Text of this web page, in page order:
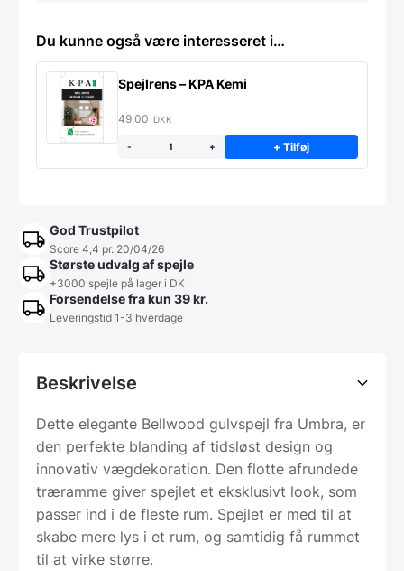
Du kunne også være interesseret i…
Spejlrens – KPA Kemi
49,00 DKK
- + + Tilføj
God Trustpilot
Score 4,4 pr. 20/04/26
Største udvalg af spejle
+3000 spejle på lager i DK
Forsendelse fra kun 39 kr.
Leveringstid 1-3 hverdage
Beskrivelse
Dette elegante Bellwood gulvspejl fra Umbra, er
den perfekte blanding af tidsløst design og
innovativ vægdekoration. Den flotte afrundede
træramme giver spejlet et eksklusivt look, som
passer ind i de fleste rum. Spejlet er med til at
skabe mere lys i et rum, og samtidig få rummet
til at virke større.